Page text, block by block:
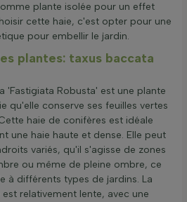
plante isolée pour un effet
cette haie, c'est opter pour une
pour embellir le jardin.
plantes: taxus baccata
'Fastigiata Robusta' est une plante
qu'elle conserve ses feuilles vertes
haie de conifères est idéale
une haie haute et dense. Elle peut
variés, qu'il s'agisse de zones
ou même de pleine ombre, ce
à différents types de jardins. La
relativement lente, avec une